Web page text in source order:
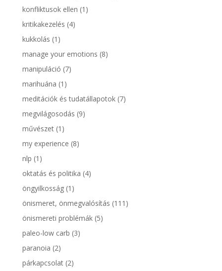
konfliktusok ellen (1)
kritikakezelés (4)
kukkolás (1)
manage your emotions (8)
manipuláció (7)
marihuána (1)
meditációk és tudatállapotok(7)
megvilágosodás (9)
művészet(1)
my experience (8)
nlp (1)
oktatás és politika (4)
öngyilkosság(1)
önismeret, önmegvalósítás (111)
önismereti problémák(5)
paleo-low carb (3)
paranoia (2)
párkapcsolat(2)